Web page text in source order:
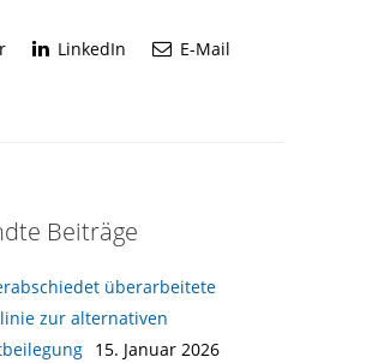
LinkedIn E-Mail
Beiträge
überarbeitete
zur alternativen
15. Januar 2026